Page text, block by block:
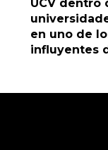
UCV dentro
en uno de
influyentes